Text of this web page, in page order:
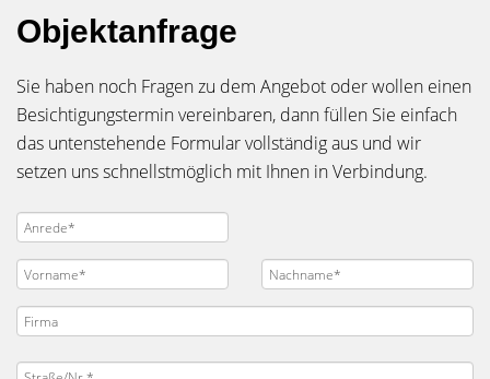
Objektanfrage
Sie haben noch Fragen zu dem Angebot oder wollen einen
Besichtigungstermin vereinbaren, dann füllen Sie einfach
das untenstehende Formular vollständig aus und wir
setzen uns schnellstmöglich mit Ihnen in Verbindung.